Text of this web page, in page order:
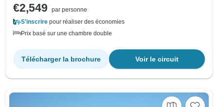
€2,549
par personne
S'inscrire pour réaliser des économies
Prix basé sur une chambre double
Voir le circuit
Télécharger la brochure